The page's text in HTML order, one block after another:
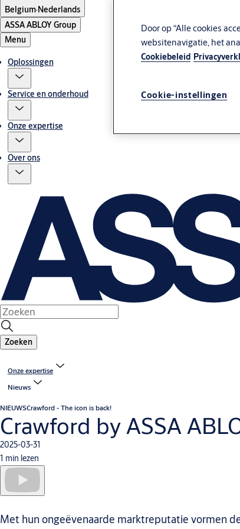
Belgium·Nederlands
ASSA ABLOY Group
Menu
Oplossingen
Service en onderhoud
Onze expertise
Over ons
Zoeken
Onze expertise
Nieuws
NIEUWSCrawford - The icon is back!
Crawford by ASSA
2025-03-31
1 min lezen
Met hun ongeëvenaarde marktreputatie vormen
Door op “Alle cookies
websitenavigatie, het
Cookiebeleid
Cookie-instellingen